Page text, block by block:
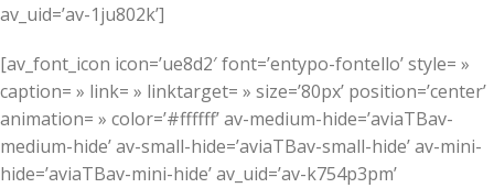
av_uid=’av-1ju802k’]
[av_font_icon icon=’ue8d2′ font=’entypo-fontello’ style= »
caption= » link= » linktarget= » size=’80px’ position=’center’
animation= » color=’#ffffff’ av-medium-hide=’aviaTBav-
medium-hide’ av-small-hide=’aviaTBav-small-hide’ av-mini-
hide=’aviaTBav-mini-hide’ av_uid=’av-k754p3pm’